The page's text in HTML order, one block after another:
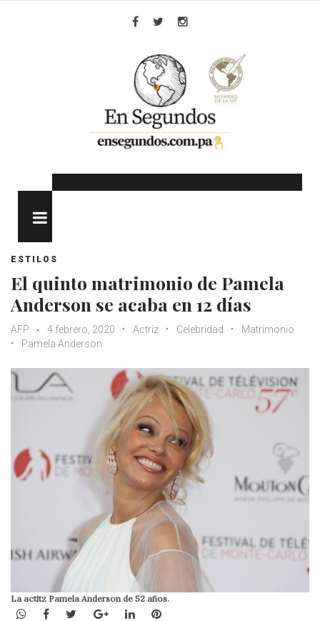
ESTILOS
El quinto matrimonio de Pamela
Anderson se acaba en 12 días
AFP 4 febrero, 2020 Actriz Celebridad
Matrimonio
Pamela Anderson
La actitz Pamela Anderson de 52 años.
WhatsApp
Facebook
TwitterGoogle+LinkedInPinterest